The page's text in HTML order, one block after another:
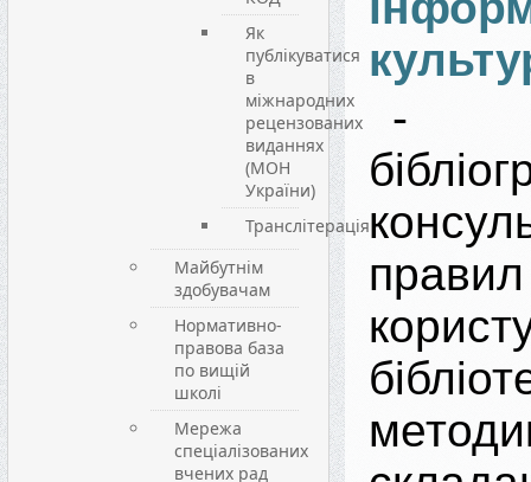
Як
публікуватися
в
міжнародних
рецензованих
виданнях
(МОН
України)
Транслітерація
Майбутнім
здобувачам
Нормативно-
правова база
по вищій
школі
Мережа
спеціалізованих
вчених рад
-
правил